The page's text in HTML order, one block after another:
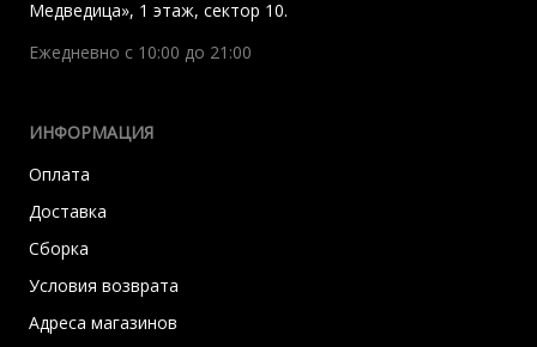
Медведица», 1 этаж, сектор 10.
Ежедневно с 10:00 до 21:00
ИНФОРМАЦИЯ
Оплата
Доставка
Сборка
Условия возврата
Адреса магазинов